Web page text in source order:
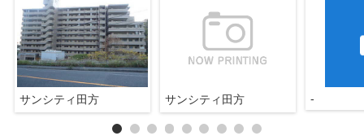
サンシティ田方 サンシティ田方 -